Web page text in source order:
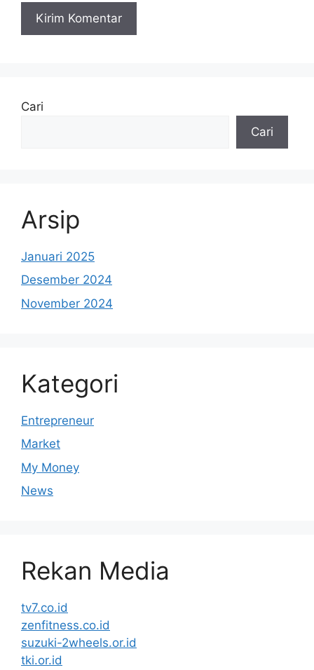
Cari
Cari
Arsip
Januari 2025
Desember 2024
November 2024
Kategori
Entrepreneur
Market
My Money
News
Rekan Media
tv7.co.id
zenfitness.co.id
suzuki-2wheels.or.id
tki.or.id